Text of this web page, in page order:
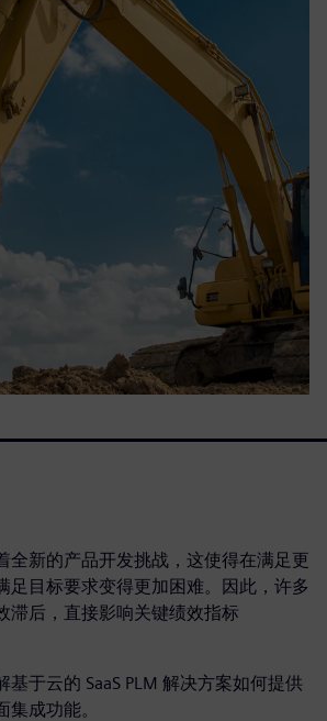
全新的产品开发挑战，这使得在满足更
足目标要求变得更加困难。因此，许多
滞后，直接影响关键绩效指标
于云的 SaaS PLM 解决方案如何提供
成功能。